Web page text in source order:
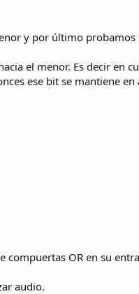
y por último probamos
el menor. Es decir en
ese bit se mantiene
OR en su
audio.